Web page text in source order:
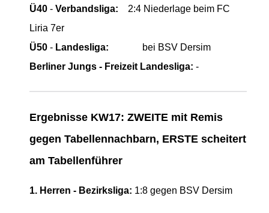
Ü40 - Verbandsliga: 2:4 Niederlage beim FC
Liria 7er
Ü50 - Landesliga: bei BSV Dersim
Berliner Jungs - Freizeit Landesliga: -
Ergebnisse KW17: ZWEITE mit Remis
gegen Tabellennachbarn, ERSTE scheitert
am Tabellenführer
1. Herren - Bezirksliga: 1:8 gegen BSV Dersim